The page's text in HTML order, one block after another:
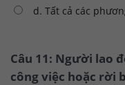
d. Tất cả các
Câu 11: Người lao
công việc hoặc rời